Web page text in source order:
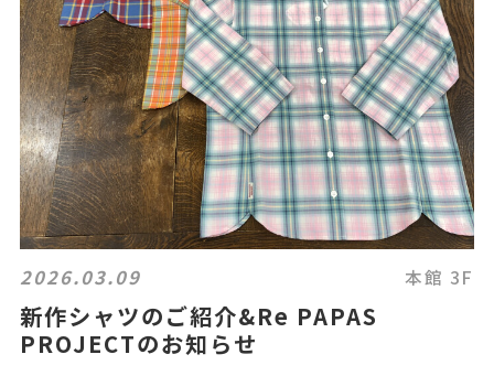
2026.03.09 本館 3F
新作シャツのご紹介&Re PAPAS
PROJECTのお知らせ